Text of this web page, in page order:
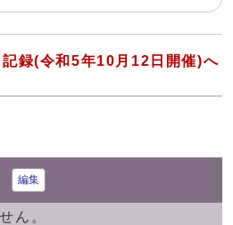
録(令和5年10月12日開催)へ
編集
ん。